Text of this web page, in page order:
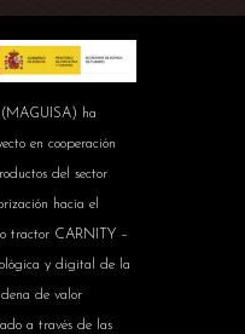
ha
en cooperación
del sector
hacia el
tractor CARNITY –
y digital de la
de valor
a través de las